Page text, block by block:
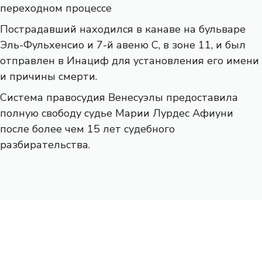
переходном процессе
Пострадавший находился в канаве на бульваре
Эль-Фульхенсио и 7-й авеню С, в зоне 11, и был
отправлен в Инациф для установления его имени
и причины смерти.
Система правосудия Венесуэлы предоставила
полную свободу судье Марии Лурдес Афиуни
после более чем 15 лет судебного
разбирательства.